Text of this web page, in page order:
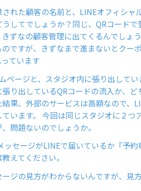
れた顧客の名前と、LINEオフィシャ
してでしょうか？同じ、QRコードで
ずなの顧客管理に出てくるんでしょ
ですが、きずなまで進まないとクー
ています
ページと、スタジオ内に張り出して
り出しているQRコードの流入か、
果、外部のサービスは高額なので、
います。 今回は同じスタジオに２つ
問題ないのでしょうか。
ッセージがLINEで届いているか『予約
えてください。
ジの見方がわからないんですが、見